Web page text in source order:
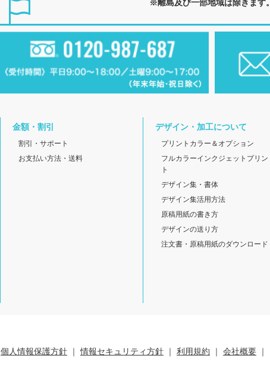
※離島及び一部地域は除きます。
金額・割引
割引・サポート
お支払い方法・送料
デザイン・加工について
プリントカラー＆オプション
フルカラーインクジェットプリン
ト
デザイン集・書体
デザイン集活用方法
原稿用紙の書き方
デザインの送り方
注文書・原稿用紙のダウンロード
個人情報保護方針 ｜情報セキュリティ方針 ｜ 利用規約 ｜ 会社概要 ｜